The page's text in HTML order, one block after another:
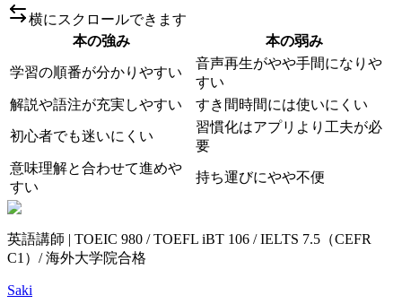
横にスクロールできます
本の強み
本の弱み
学習の順番が分かりやすい
音声再生がやや手間になりや
すい
解説や語注が充実しやすい
すき間時間には使いにくい
初心者でも迷いにくい
習慣化はアプリより工夫が必
要
意味理解と合わせて進めや
すい
持ち運びにやや不便
英語講師 | TOEIC 980 / TOEFL iBT 106 / IELTS 7.5（CEFR
C1）/ 海外大学院合格
Saki